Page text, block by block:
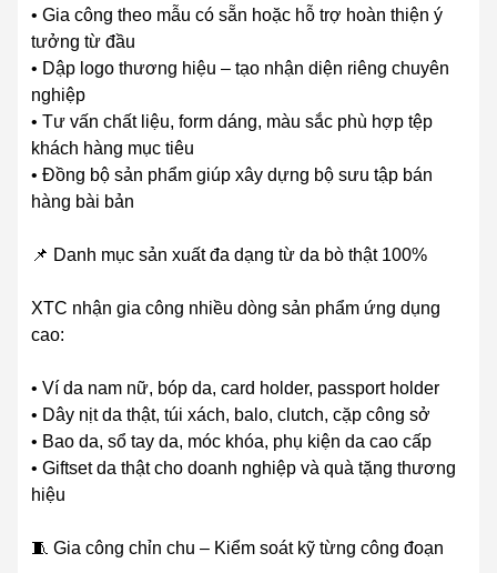
• Gia công theo mẫu có sẵn hoặc hỗ trợ hoàn thiện ý
tưởng từ đầu
• Dập logo thương hiệu – tạo nhận diện riêng chuyên
nghiệp
• Tư vấn chất liệu, form dáng, màu sắc phù hợp tệp
khách hàng mục tiêu
• Đồng bộ sản phẩm giúp xây dựng bộ sưu tập bán
hàng bài bản
📌 Danh mục sản xuất đa dạng từ da bò thật 100%
XTC nhận gia công nhiều dòng sản phẩm ứng dụng
cao:
• Ví da nam nữ, bóp da, card holder, passport holder
• Dây nịt da thật, túi xách, balo, clutch, cặp công sở
• Bao da, sổ tay da, móc khóa, phụ kiện da cao cấp
• Giftset da thật cho doanh nghiệp và quà tặng thương
hiệu
🧵 Gia công chỉn chu – Kiểm soát kỹ từng công đoạn